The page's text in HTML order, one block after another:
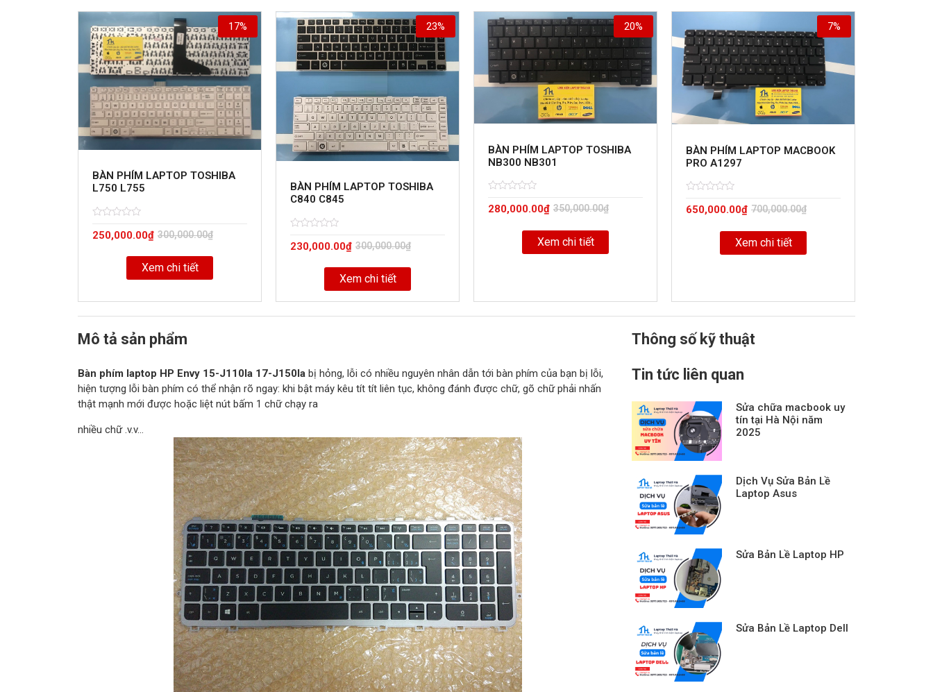
BÀN PHÍM LAPTOP TOSHIBA
L750 L755
0
300,000.00₫
250,000.00₫
17%
Xem chi tiết
BÀN PHÍM LAPTOP TOSHIBA
C840 C845
0
300,000.00₫
230,000.00₫
23%
Xem chi tiết
BÀN PHÍM LAPTOP TOSHIBA
NB300 NB301
0
350,000.00₫
280,000.00₫
20%
Xem chi tiết
BÀN PHÍM LAPTOP MACBOOK
PRO A1297
0
700,000.00₫
650,000.00₫
7%
Xem chi tiết
Mô tả sản phẩm
Bàn phím laptop HP Envy 15-J110la 17-J150la bị hỏng, lỗi có nhiều nguyên nhân dẫn tới bàn phím của bạn bị lỗi,
hiện tượng lỗi bàn phím có thể nhận rõ ngay: khi bật máy kêu tít tít liên tục, không đánh được chữ, gõ chữ phải nhấn
thật mạnh mới được hoặc liệt nút bấm 1 chữ chạy ra
nhiều chữ .v.v…
Thông số kỹ thuật
Tin tức liên quan
Sửa chữa macbook uy
tín tại Hà Nội năm
2025
Dịch Vụ Sửa Bản Lề
Laptop Asus
Sửa Bản Lề Laptop HP
Sửa Bản Lề Laptop Dell